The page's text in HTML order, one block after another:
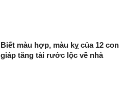
Biết màu hợp, màu kỵ của 12 con
giáp tăng tài rước lộc về nhà